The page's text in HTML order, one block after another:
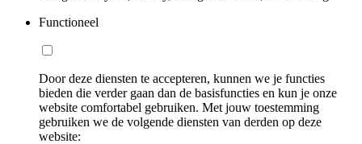
Functioneel
Door deze diensten te accepteren, kunnen we je functies
bieden die verder gaan dan de basisfuncties en kun je onze
website comfortabel gebruiken. Met jouw toestemming
gebruiken we de volgende diensten van derden op deze
website: